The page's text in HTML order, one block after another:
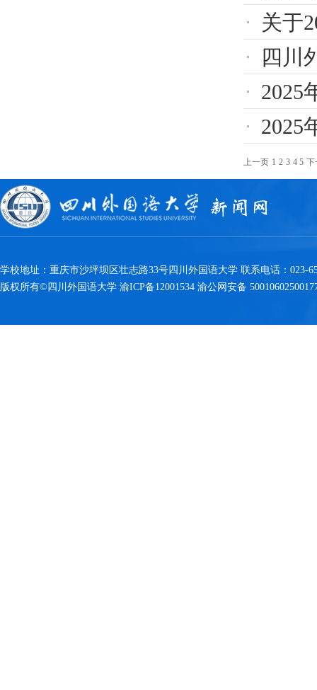
关于
四川
2025
2025
上一页 1 2 3 4 5 下
学校地址：重庆市沙坪坝区壮志路33号四川外国语大学 联系电话：023-
版权所有©四川外国语大学 渝ICP备12001534 渝公网安备